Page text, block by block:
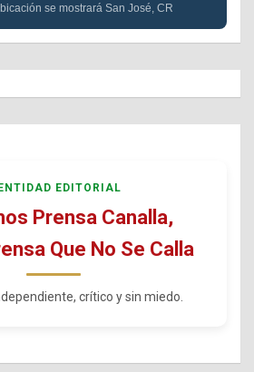
se mostrará San José, CR
EDITORIAL
Prensa Canalla,
Que No Se Calla
crítico y sin miedo.